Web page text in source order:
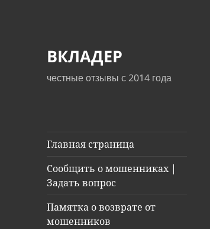
ВКЛАДЕР
честные отзывы с 2014 года
Главная страница
Сообщить о мошенниках |
Задать вопрос
Памятка о возврате от
мошенников